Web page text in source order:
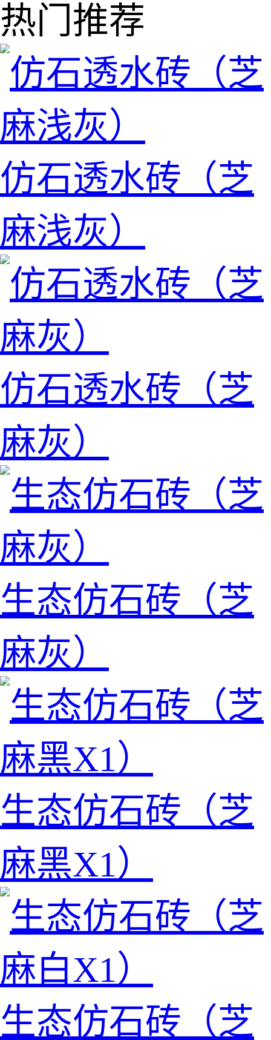
热门推荐
仿石透水砖（芝
麻浅灰）
仿石透水砖（芝
麻灰）
生态仿石砖（芝
麻灰）
生态仿石砖（芝
麻黑X1）
生态仿石砖（芝